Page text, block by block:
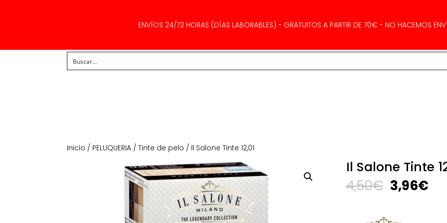
ENVÍOS 24/72 HORAS (DÍAS LABORABLES) - GRATUITOS A PARTIR DE 70€ - NO HACEMOS
Inicio / PELUQUERIA /Tinte de pelo / Il Salone Tinte 12,01
Il Salone Tinte
4,50€ El
precio
era:
3,96€El